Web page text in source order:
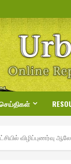
விழிப்புணர்வு